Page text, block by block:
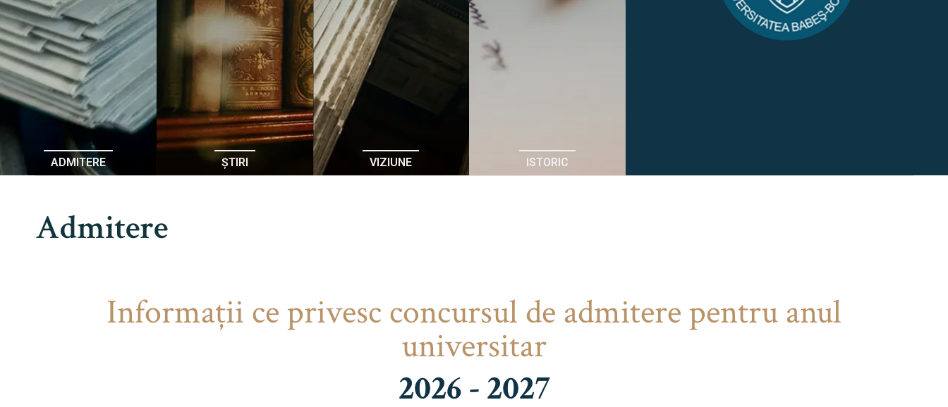
ADMITERE ȘTIRI VIZIUNE ISTORIC
Admitere
Informaţii ce privesc concursul de admitere pentru anul
universitar
2026 - 2027